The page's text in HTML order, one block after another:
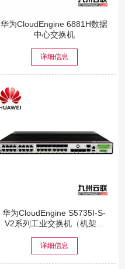
华为CloudEngine 6881H数据
中心交换机
详细信息
华为CloudEngine S5735I-S-
V2系列工业交换机（机架...
详细信息